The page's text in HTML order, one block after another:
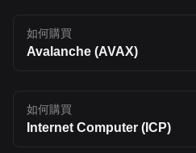
如何購買
Avalanche (AVAX)
如何購買
Internet Computer (ICP)